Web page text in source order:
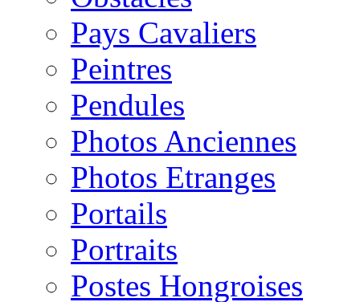
Pays Cavaliers
Peintres
Pendules
Photos Anciennes
Photos Etranges
Portails
Portraits
Postes Hongroises